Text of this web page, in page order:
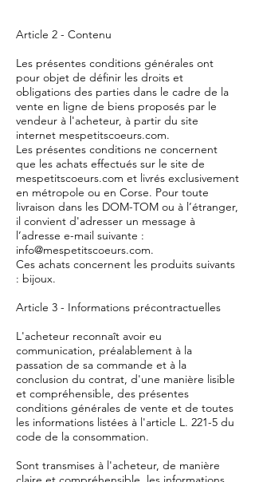
Article 2 - Contenu
Les présentes conditions générales ont
pour objet de définir les droits et
obligations des parties dans le cadre de la
vente en ligne de biens proposés par le
vendeur à l'acheteur, à partir du site
internet mespetitscoeurs.com.
Les présentes conditions ne concernent
que les achats effectués sur le site de
mespetitscoeurs.com et livrés exclusivement
en métropole ou en Corse. Pour toute
livraison dans les DOM-TOM ou à l’étranger,
il convient d'adresser un message à
l’adresse e-mail suivante :
info@mespetitscoeurs.com.
Ces achats concernent les produits suivants
: bijoux.
Article 3 - Informations précontractuelles
L'acheteur reconnaît avoir eu
communication, préalablement à la
passation de sa commande et à la
conclusion du contrat, d'une manière lisible
et compréhensible, des présentes
conditions générales de vente et de toutes
les informations listées à l'article L. 221-5 du
code de la consommation.
Sont transmises à l'acheteur, de manière